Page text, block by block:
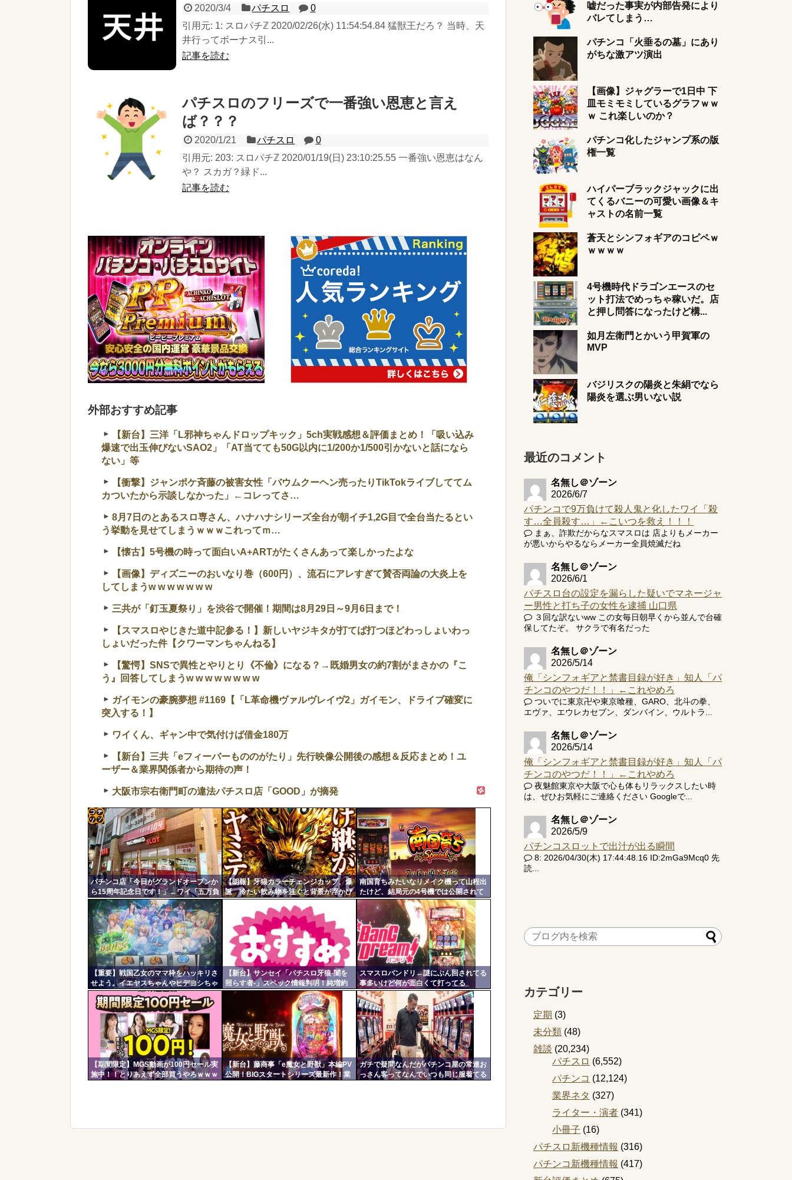
2020/3/4 パチスロ
0
引用元: 1: スロパチℤ 2020/02/26(水) 11:54:54.84 猛獣王だろ？ 当時、天
井行ってボーナス引...
記事を読む
パチスロのフリーズで一番強い恩恵と言え
ば？？？
2020/1/21 パチスロ
0
引用元: 203: スロパチℤ 2020/01/19(日) 23:10:25.55 一番強い恩恵はなん
や？ スカガ？緑ド...
記事を読む
外部おすすめ記事
【新台】三洋「L邪神ちゃんドロップキック」5ch実戦感想＆評価まとめ！「吸い込み
爆速で出玉伸びないSAO2」「AT当てても50G以内に1/200か1/500引かないと話になら
ない」等
【衝撃】ジャンポケ斉藤の被害女性「バウムクーヘン売ったりTikTokライブしててム
カついたから示談しなかった」←コレってさ…
8月7日のとあるスロ専さん、ハナハナシリーズ全台が朝イチ1,2G目で全台当たるとい
う挙動を見せてしまうｗｗｗこれってｍ…
【懐古】5号機の時って面白いA+ARTがたくさんあって楽しかったよな
【画像】ディズニーのおいなり巻（600円）、流石にアレすぎて賛否両論の大炎上を
してしまうw w w w w w w
三共が「釘玉夏祭り」を渋谷で開催！期間は8月29日～9月6日まで！
【スマスロやじきた道中記参る！】新しいヤジキタが打てば打つほどわっしょいわっ
しょいだった件【クワーマンちゃんねる】
【驚愕】SNSで異性とやりとり《不倫》になる？→既婚男女の約7割がまさかの『こ
う』回答してしまうw w w w w w w w
ガイモンの豪腕夢想 #1169【「L革命機ヴァルヴレイヴ2」ガイモン、ドライブ確変に
突入する！】
ワイくん、ギャン中で気付けば借金180万
【新台】三共「eフィーバーもののがたり」先行映像公開後の感想＆反応まとめ！ユ
ーザー＆業界関係者から期待の声！
大阪市宗右衛門町の違法パチスロ店「GOOD」が摘発
パチンコ店「今日がグランドオープンか
ら15周年記念日です！」←ワイ「五万負
けてます」
【朗報】牙狼カラーチェンジカップ、爆
誕 冷たい飲み物を注ぐと背景が浮かび
上がる
南国育ちみたいなリメイク機って山程出
たけど、結局元の4号機では公開されて
いた部分を公開しないから客が疑心暗鬼
になって打たないんだよな
【重要】戦国乙女のママ枠をハッキリさ
せよう。イエヤスちゃんやヒデヨシちゃ
んはママなのか。ノブ様はママではない
のかを
【新台】サンセイ「パチスロ牙狼-闇を
照らす者-」スペック情報判明！純増約
9.1枚のAT機、疑似ボ突破型、究極魔戒
RUSHは継続率82.6%のバトルタイプAT
スマスロバンドリ←謎にぶん回されてる
事多いけど何が面白くて打ってる
の？？？
【期間限定】MGS動画が100円セール実
施中！！とりあえず全部買うやろｗｗｗ
【新台】藤商事「e魔女と野獣」本編PV
公開！BIGスタートシリーズ最新作！業
ガチで疑問なんだがパチンコ屋の常連お
っさん客ってなんでいつも同じ服着てる
コテ
リン
- 固
定リ
ンク
自動
更新
ツー
嘘だった事実が内部告発により
バレてしまう…
パチンコ「火垂るの墓」にあり
がちな激アツ演出
【画像】ジャグラーで1日中 下
皿モミモミしているグラフｗｗ
ｗ これ楽しいのか？
パチンコ化したジャンプ系の版
権一覧
ハイパーブラックジャックに出
てくるバニーの可愛い画像＆キ
ャストの名前一覧
蒼天とシンフォギアのコピペｗ
ｗｗｗｗ
4号機時代ドラゴンエースのセ
ット打法でめっちゃ稼いだ。店
と押し問答になったけど構...
如月左衛門とかいう甲賀軍の
MVP
バジリスクの陽炎と朱絹でなら
陽炎を選ぶ男いない説
最近のコメント
名無し＠ゾーン
2026/6/7
パチンコで9万負けて殺人鬼と化したワイ「殺
す…全員殺す…」←こいつを救え！！！
まぁ、詐欺だからなスマスロは 店よりもメーカー
が悪いからやるならメーカー全員焼滅だね
名無し＠ゾーン
2026/6/1
パチスロ台の設定を漏らした疑いでマネージャ
ー男性と打ち子の女性を逮捕 山口県
３回な訳ないww この女毎日朝早くから並んで台確
保してたぞ。 サクラで有名だった
名無し＠ゾーン
2026/5/14
俺「シンフォギアと禁書目録が好き」知人「パ
チンコのやつだ！！」←これやめろ
ついでに東京卍や東京喰種、GARO、北斗の拳、
エヴァ、エウレカセブン、ダンバイン、ウルトラ...
名無し＠ゾーン
2026/5/14
俺「シンフォギアと禁書目録が好き」知人「パ
チンコのやつだ！！」←これやめろ
夜魅館東京や大阪で心も体もリラックスしたい時
は、ぜひお気軽にご連絡ください Googleで...
名無し＠ゾーン
2026/5/9
パチンコスロットで出汁が出る瞬間
8: 2026/04/30(木) 17:44:48.16 ID:2mGa9Mcq0 先
読...
カテゴリー
定期 (3)
未分類 (48)
雑談 (20,234)
パチスロ (6,552)
パチンコ (12,124)
業界ネタ (327)
ライター・演者 (341)
小冊子 (16)
パチスロ新機種情報 (316)
パチンコ新機種情報 (417)